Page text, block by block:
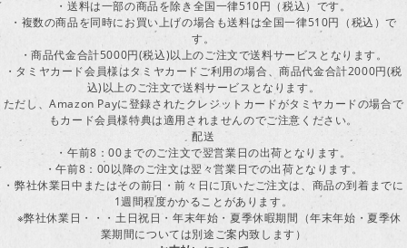
・送料は一部の商品を除き全国一律510円（税込）です。
・複数の商品を同時にお買い上げの場合も送料は全国一律510円（税込）で
す。
・商品代金合計5000円(税込)以上のご注文で送料サービスとなります。
・タミヤカード会員様はタミヤカードご利用の場合、商品代金合計2000円(税
込)以上のご注文で送料サービスとなります。
ただし、Amazon Payに登録されたクレジットカードがタミヤカードの場合で
もカード会員様特典は適用されませんのでご注意ください。
配送
・午前8：00までのご注文で翌営業日の出荷となります。
・午前8：00以降のご注文は翌々営業日での出荷となります。
・弊社休業日中またはその前日・前々日に頂いたご注文は、商品の到着までに
1週間程度かかることがあります。
※弊社休業日・・・土日祝日・年末年始・夏季休暇期間（年末年始・夏季休
業期間については別途ご案内致します）